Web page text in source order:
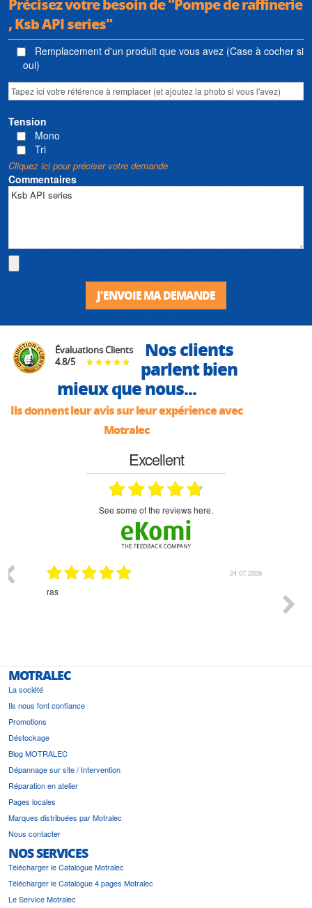
Précisez votre besoin de "Pompe de raffinerie
, Ksb API series"
Remplacement d'un produit que vous avez (Case à cocher si
oui)
Tension
Mono
Tri
Cliquez ici pour préciser votre demande
Commentaires
J'ENVOIE MA DEMANDE
Évaluations Clients
4.8/5
Nos clients
parlent bien
mieux que nous...
Ils donnent leur avis sur leur expérience avec
Motralec
Excellent
see some of the reviews here.
24.07.2026
ras
MOTRALEC
La société
Ils nous font confiance
Promotions
Déstockage
Blog MOTRALEC
Dépannage sur site / Intervention
Réparation en atelier
Pages locales
Marques distribuées par Motralec
Nous contacter
NOS SERVICES
Télécharger le Catalogue Motralec
Télécharger le Catalogue 4 pages Motralec
Le Service Motralec